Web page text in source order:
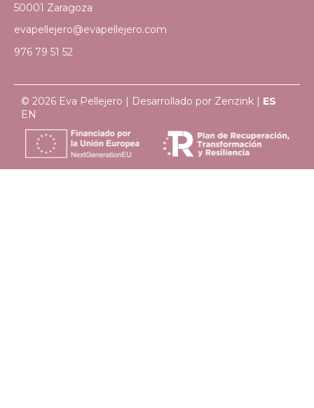
50001 Zaragoza
evapellejero@evapellejero.com
976 79 51 52
© 2026 Eva Pellejero | Desarrollado por Zenzink
ES
EN